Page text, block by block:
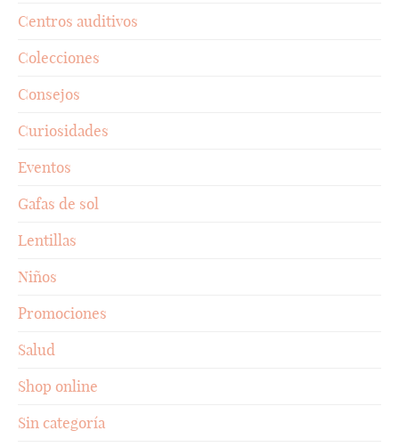
Centros auditivos
Colecciones
Consejos
Curiosidades
Eventos
Gafas de sol
Lentillas
Niños
Promociones
Salud
Shop online
Sin categoría